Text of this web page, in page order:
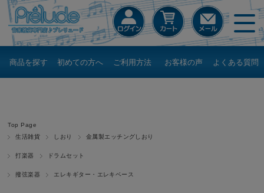
商品を探す 初めての方へ ご利用方法 お客様の声 よくある質問
Top Page
生活雑貨
しおり 金属製エッチングしおり
打楽器 ドラムセット
撥弦楽器 エレキギター・エレキベース